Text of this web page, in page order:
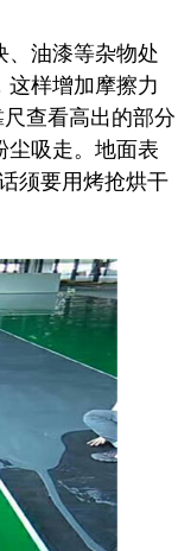
油漆等杂物处
样增加摩擦力
查看高出的部分
尘吸走。地面表
须要用烤抢烘干